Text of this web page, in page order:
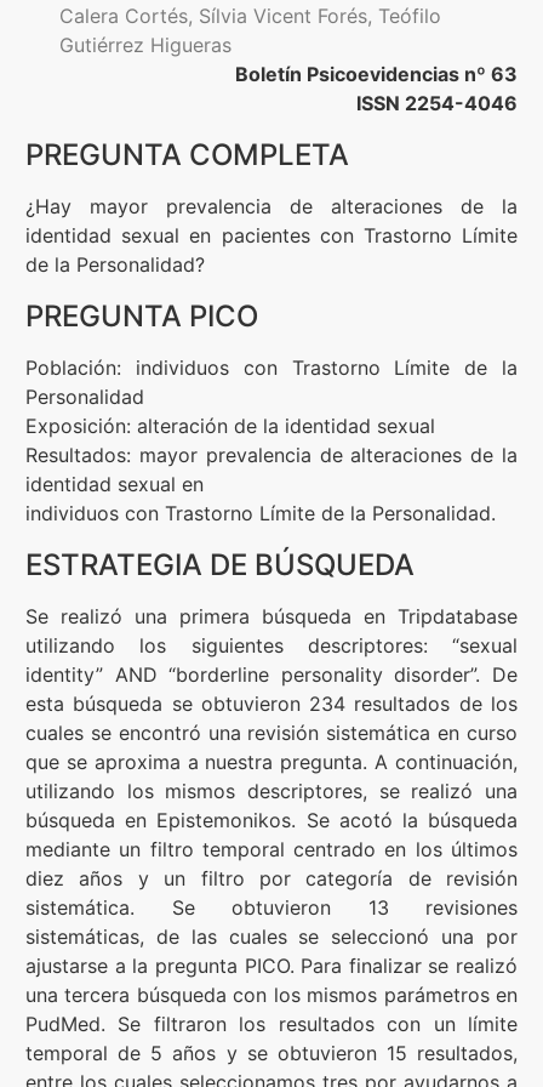
Formación
Calera Cortés, Sı́lvia Vicent Forés, Teófilo
Gutiérrez Higueras
Boletín Psicoevidencias nº 63
ISSN 2254-4046
PREGUNTA COMPLETA
¿Hay mayor prevalencia de alteraciones de la
identidad sexual en pacientes con Trastorno Límite
de la Personalidad?
PREGUNTA PICO
Población: individuos con Trastorno Límite de la
Personalidad
Exposición: alteración de la identidad sexual
Resultados: mayor prevalencia de alteraciones de la
identidad sexual en
individuos con Trastorno Límite de la Personalidad.
ESTRATEGIA DE BÚSQUEDA
Se realizó una primera búsqueda en Tripdatabase
utilizando los siguientes descriptores: “sexual
identity” AND “borderline personality disorder”. De
esta búsqueda se obtuvieron 234 resultados de los
cuales se encontró una revisión sistemática en curso
que se aproxima a nuestra pregunta. A continuación,
utilizando los mismos descriptores, se realizó una
búsqueda en Epistemonikos. Se acotó la búsqueda
mediante un filtro temporal centrado en los últimos
diez años y un filtro por categoría de revisión
sistemática. Se obtuvieron 13 revisiones
sistemáticas, de las cuales se seleccionó una por
ajustarse a la pregunta PICO. Para finalizar se realizó
una tercera búsqueda con los mismos parámetros en
PudMed. Se filtraron los resultados con un límite
temporal de 5 años y se obtuvieron 15 resultados,